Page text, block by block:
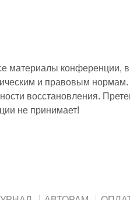
материалы конференции, в
и правовым
восстановления.
не принимает!